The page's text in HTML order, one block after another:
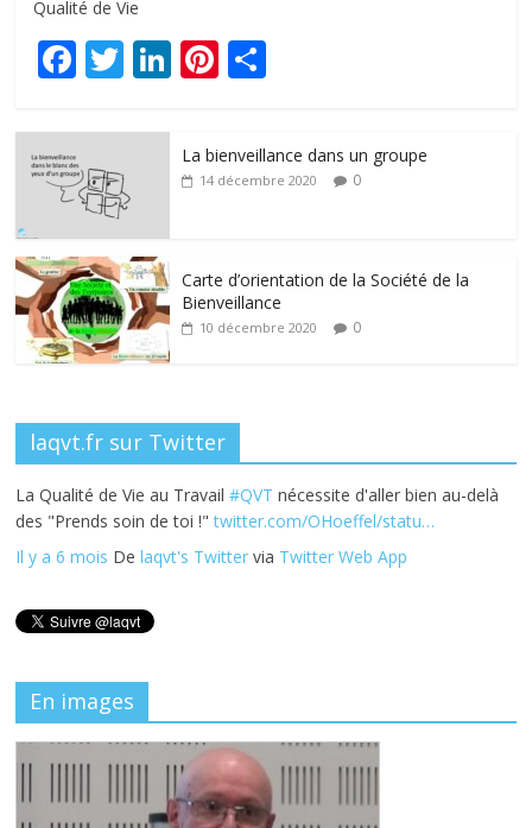
Qualité de Vie
F
e
b
o
o
k
T
itt
er
Li
e
Pi
e g
La bienveillance dans un groupe
14 décembre 2020 0
Carte d’orientation de la Société de la
Bienveillance
10 décembre 2020 0
laqvt.fr sur Twitter
La Qualité de Vie au Travail#QVT nécessite d'aller bien au-delà
des "Prends soin de toi !"twitter.com/OHoeffel/statu…
Il y a 6 mois Delaqvt's Twitter via Twitter Web App
En images